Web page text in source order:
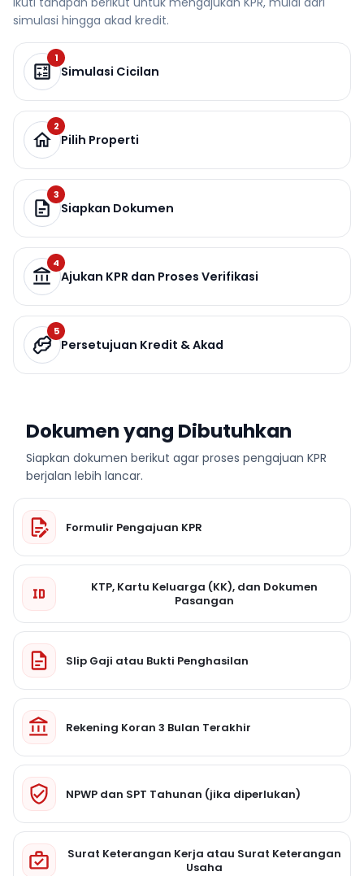
simulasi hingga akad kredit.
1
Simulasi Cicilan
2
Pilih Properti
3
Siapkan Dokumen
4
Ajukan KPR dan Proses Verifikasi
5
Persetujuan Kredit & Akad
Dokumen yang Dibutuhkan
Siapkan dokumen berikut agar proses pengajuan KPR
berjalan lebih lancar.
Formulir Pengajuan KPR
KTP, Kartu Keluarga (KK), dan Dokumen
Pasangan
Slip Gaji atau Bukti Penghasilan
Rekening Koran 3 Bulan Terakhir
NPWP dan SPT Tahunan (jika diperlukan)
Surat Keterangan Kerja atau Surat Keterangan
Usaha